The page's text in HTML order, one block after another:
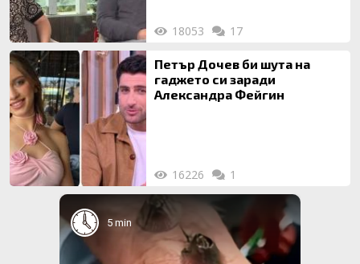
18053 17
Петър Дочев би шута на
гаджето си заради
Александра Фейгин
16226 1
5 min